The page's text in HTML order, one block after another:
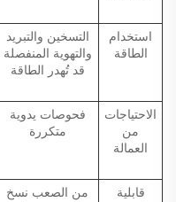
استخدام
الطاقة
التسخين والتبريد
والتهوية المنفصلة
قد تُهدر الطاقة
الاحتياجات
من
العمالة
فحوصات يدوية
متكررة
قابلية
من الصعب نسخ